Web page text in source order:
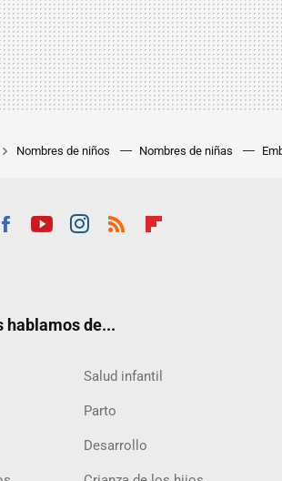
Nombres de niños Nombres de niñas
hablamos de...
Salud infantil
Parto
Desarrollo